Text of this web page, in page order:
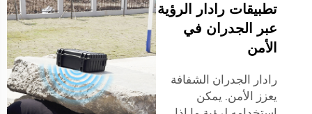
تطبيقات رادار الرؤية
عبر الجدران في
الأمن
رادار الجدران الشفافة
يعزز الأمن. يمكن